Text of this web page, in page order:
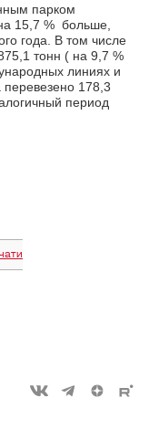
парком
15,7 % больше,
года. В том числе
тонн ( на 9,7 %
линиях и
178,3
период